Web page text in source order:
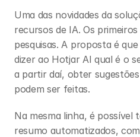
Uma das novidades da
recursos de IA. Os
pesquisas. A proposta é
dizer ao Hotjar AI qual é o
a partir daí, obter
podem ser feitas.
Na mesma linha, é possível
resumo automatizados,